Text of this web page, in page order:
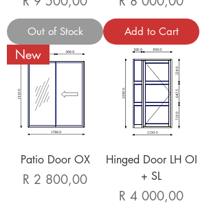
Out of Stock Add to Cart
New
Patio Door OX
Price
R 2 800,00
Hinged Door LH OI
+ SL
Price
R 4 000,00